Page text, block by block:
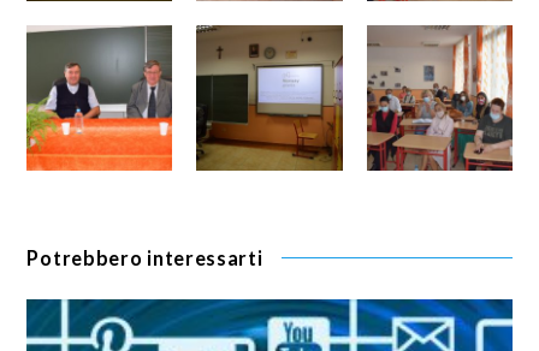
Potrebbero interessarti